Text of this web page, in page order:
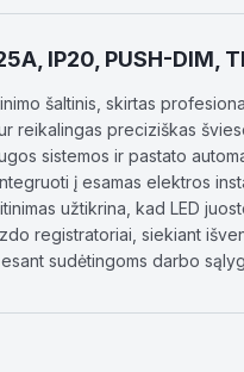
IP20, PUSH-DIM,
šaltinis, skirtas
reikalingas preciziškas
sistemos ir pastato
į esamas elektros
užtikrina, kad LED
registratoriai, siekiant
sudėtingoms darbo